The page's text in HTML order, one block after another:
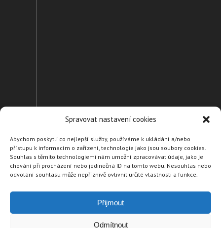
Spravovat nastavení cookies
Abychom poskytli co nejlepší služby, používáme k ukládání a/nebo
přístupu k informacím o zařízení, technologie jako jsou soubory cookies.
Souhlas s těmito technologiemi nám umožní zpracovávat údaje, jako je
chování při procházení nebo jedinečná ID na tomto webu. Nesouhlas nebo
odvolání souhlasu může nepříznivě ovlivnit určité vlastnosti a funkce.
Přijmout
Odmítnout
Domů
Naše suroviny
Cookie Policy (EU)